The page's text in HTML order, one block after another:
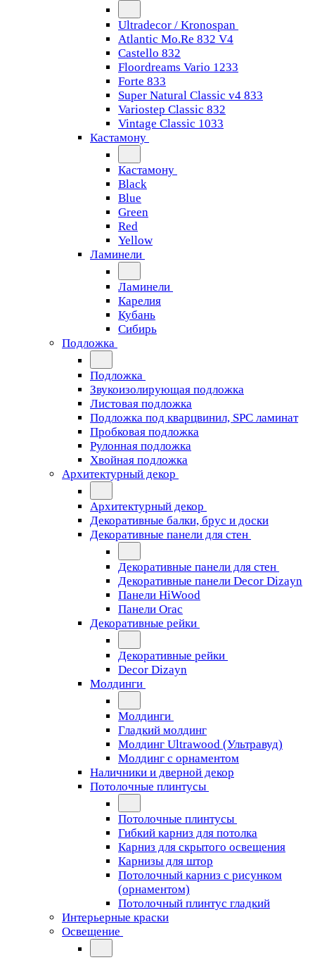
Ultradecor / Kronospan
Atlantic Mo.Re 832 V4
Castello 832
Floordreams Vario 1233
Forte 833
Super Natural Classic v4 833
Variostep Classic 832
Vintage Classic 1033
Кастамону
Кастамону
Black
Blue
Green
Red
Yellow
Ламинели
Ламинели
Карелия
Кубань
Сибирь
Подложка
Подложка
Звукоизолирующая подложка
Листовая подложка
Подложка под кварцвинил, SPC ламинат
Пробковая подложка
Рулонная подложка
Хвойная подложка
Архитектурный декор
Архитектурный декор
Декоративные балки, брус и доски
Декоративные панели для стен
Декоративные панели для стен
Декоративные панели Decor Dizayn
Панели HiWood
Панели Orac
Декоративные рейки
Декоративные рейки
Decor Dizayn
Молдинги
Молдинги
Гладкий молдинг
Молдинг Ultrawood (Ультравуд)
Молдинг с орнаментом
Наличники и дверной декор
Потолочные плинтусы
Потолочные плинтусы
Гибкий карниз для потолка
Карниз для скрытого освещения
Карнизы для штор
Потолочный карниз с рисунком
(орнаментом)
Потолочный плинтус гладкий
Интерьерные краски
Освещение